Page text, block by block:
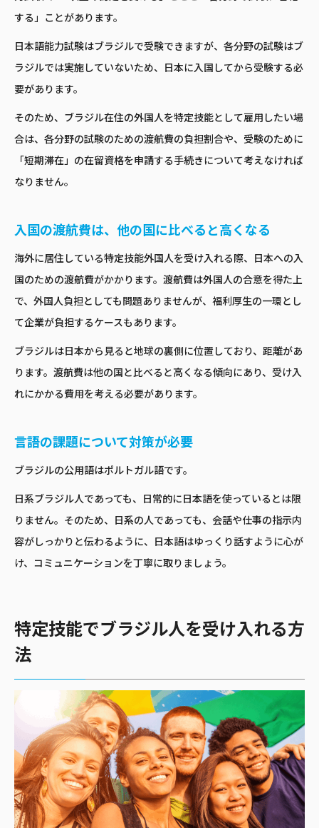
する」ことがあります。
日本語能力試験はブラジルで受験できますが、各分野の試験はブ
ラジルでは実施していないため、日本に入国してから受験する必
要があります。
そのため、ブラジル在住の外国人を特定技能として雇用したい場
合は、各分野の試験のための渡航費の負担割合や、受験のために
「短期滞在」の在留資格を申請する手続きについて考えなければ
なりません。
入国の渡航費は、他の国に比べると高くなる
海外に居住している特定技能外国人を受け入れる際、日本への入
国のための渡航費がかかります。渡航費は外国人の合意を得た上
で、外国人負担としても問題ありませんが、福利厚生の一環とし
て企業が負担するケースもあります。
ブラジルは日本から見ると地球の裏側に位置しており、距離があ
ります。渡航費は他の国と比べると高くなる傾向にあり、受け入
れにかかる費用を考える必要があります。
言語の課題について対策が必要
ブラジルの公用語はポルトガル語です。
日系ブラジル人であっても、日常的に日本語を使っているとは限
りません。そのため、日系の人であっても、会話や仕事の指示内
容がしっかりと伝わるように、日本語はゆっくり話すように心が
け、コミュニケーションを丁寧に取りましょう。
特定技能でブラジル人を受け入れる方
法